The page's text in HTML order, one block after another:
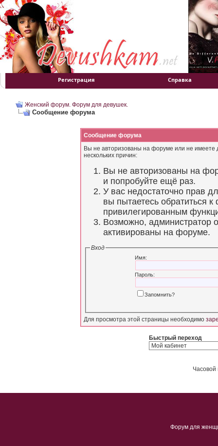
Регистрация Справка
Женский форум. Форум для девушек.
Сообщение форума
Сообщение форума
Вы не авторизованы на форуме или не имеете
нескольких причин:
Вы не авторизованы на
и попробуйте ещё раз.
У вас недостаточно прав
вы пытаетесь обратиться
привилегированным
Возможно, администратор
активированы на форуме.
Вход
Имя:
Пароль:
Запомнить?
Для просмотра этой страницы необходимо
Быстрый переход
Часовой
Форум для